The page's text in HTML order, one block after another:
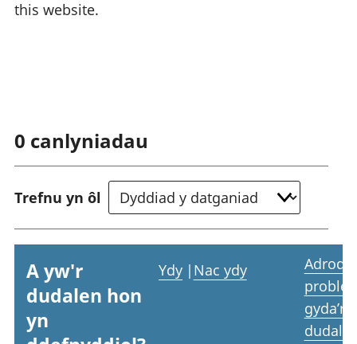
this website.
0 canlyniadau
Trefnu yn ôl
A yw'r
dudalen hon
yn
Ydy | Nac ydy
Adrodd
gyda’r